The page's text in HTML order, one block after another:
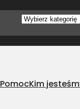
Wybierz
PomocKim